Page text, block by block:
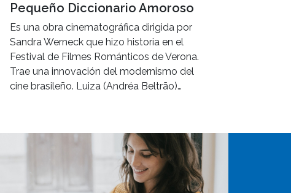
Pequeño Diccionario Amoroso
Es una obra cinematográfica dirigida por
Sandra Werneck que hizo historia en el
Festival de Filmes Románticos de Verona.
Trae una innovación del modernismo del
cine brasileño. Luiza (Andréa Beltrão)…